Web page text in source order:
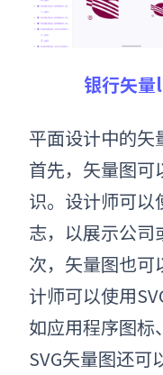
银行矢
平面设计中的矢
首先，矢量图可
识。设计师可以
志，以展示公司
次，矢量图也可
计师可以使用
如应用程序图标
SVG矢量图还可